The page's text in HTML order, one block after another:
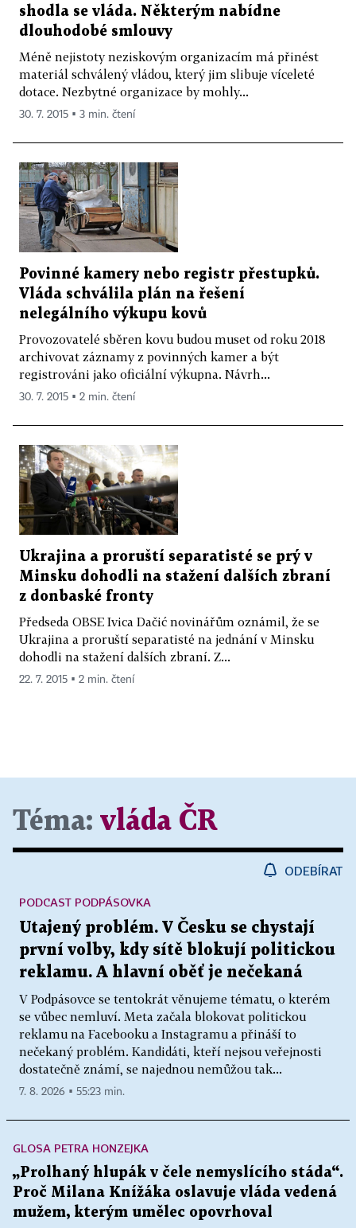
shodla se vláda. Některým nabídne
dlouhodobé smlouvy
Méně nejistoty neziskovým organizacím má přinést
materiál schválený vládou, který jim slibuje víceleté
dotace. Nezbytné organizace by mohly...
30. 7. 2015 ▪ 3 min. čtení
Povinné kamery nebo registr přestupků.
Vláda schválila plán na řešení
nelegálního výkupu kovů
Provozovatelé sběren kovu budou muset od roku 2018
archivovat záznamy z povinných kamer a být
registrováni jako oficiální výkupna. Návrh...
30. 7. 2015 ▪ 2 min. čtení
Ukrajina a proruští separatisté se prý v
Minsku dohodli na stažení dalších zbraní
z donbaské fronty
Předseda OBSE Ivica Dačić novinářům oznámil, že se
Ukrajina a proruští separatisté na jednání v Minsku
dohodli na stažení dalších zbraní. Z...
22. 7. 2015 ▪ 2 min. čtení
Téma: vláda ČR
ODEBÍRAT
Utajený problém. V Česku se chystají
první volby, kdy sítě blokují politickou
reklamu. A hlavní oběť je nečekaná
V Podpásovce se tentokrát věnujeme tématu, o kterém
se vůbec nemluví. Meta začala blokovat politickou
reklamu na Facebooku a Instagramu a přináší to
nečekaný problém. Kandidáti, kteří nejsou veřejnosti
dostatečně známí, se najednou nemůžou tak...
PODCAST PODPÁSOVKA
7. 8. 2026 ▪ 55:23 min.
GLOSA PETRA HONZEJKA
„Prolhaný hlupák v čele nemyslícího stáda“.
Proč Milana Knížáka oslavuje vláda vedená
mužem, kterým umělec opovrhoval